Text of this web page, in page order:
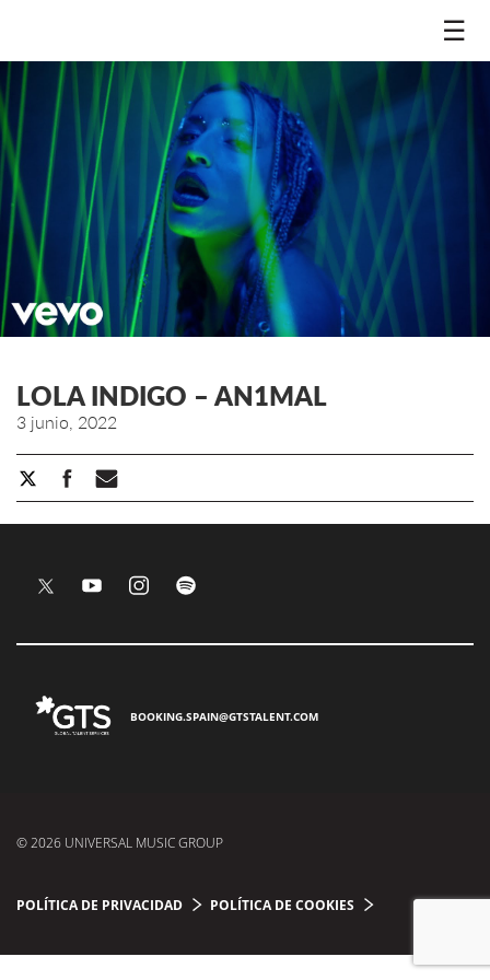
☰
LOLA INDIGO – AN1MAL
3 junio, 2022
BOOKING.SPAIN@GTSTALENT.COM
© 2026 UNIVERSAL MUSIC GROUP
POLÍTICA DE PRIVACIDAD POLÍTICA DE COOKIES